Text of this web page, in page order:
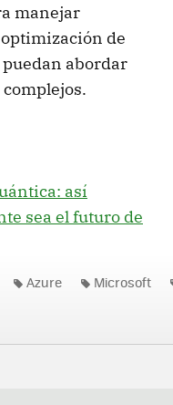
manejar
de
abordar
así
sea el futuro de
Azure Microsoft